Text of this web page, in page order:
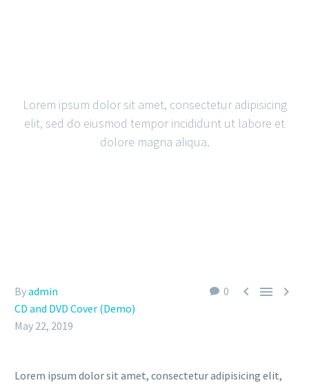
Lorem ipsum dolor sit amet, consectetur adipisicing
elit, sed do eiusmod tempor incididunt ut labore et
dolore magna aliqua.
0   
Byadmin
CD and DVD Cover (Demo)
May 22, 2019
Lorem ipsum dolor sit amet, consectetur adipisicing elit,